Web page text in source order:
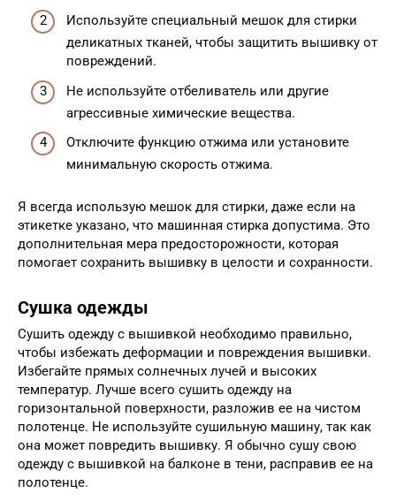
Используйте специальный мешок для стирки
деликатных тканей, чтобы защитить вышивку от
повреждений.
Не используйте отбеливатель или другие
агрессивные химические вещества.
Отключите функцию отжима или установите
минимальную скорость отжима.
Я всегда использую мешок для стирки, даже если на
этикетке указано, что машинная стирка допустима. Это
дополнительная мера предосторожности, которая
помогает сохранить вышивку в целости и сохранности.
Сушка одежды
Сушить одежду с вышивкой необходимо правильно,
чтобы избежать деформации и повреждения вышивки.
Избегайте прямых солнечных лучей и высоких
температур. Лучше всего сушить одежду на
горизонтальной поверхности, разложив ее на чистом
полотенце. Не используйте сушильную машину, так как
она может повредить вышивку. Я обычно сушу свою
одежду с вышивкой на балконе в тени, расправив ее на
полотенце.